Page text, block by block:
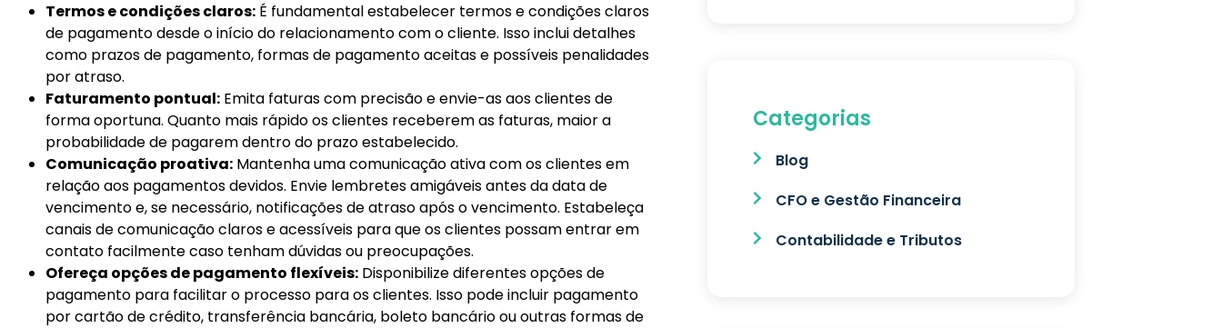
Termos e condições claros: É fundamental estabelecer termos e condições claros
de pagamento desde o início do relacionamento com o cliente. Isso inclui detalhes
como prazos de pagamento, formas de pagamento aceitas e possíveis penalidades
por atraso.
Faturamento pontual: Emita faturas com precisão e envie-as aos clientes de
forma oportuna. Quanto mais rápido os clientes receberem as faturas, maior a
probabilidade de pagarem dentro do prazo estabelecido.
Comunicação proativa: Mantenha uma comunicação ativa com os clientes em
relação aos pagamentos devidos. Envie lembretes amigáveis antes da data de
vencimento e, se necessário, notificações de atraso após o vencimento. Estabeleça
canais de comunicação claros e acessíveis para que os clientes possam entrar em
contato facilmente caso tenham dúvidas ou preocupações.
Ofereça opções de pagamento flexíveis: Disponibilize diferentes opções de
pagamento para facilitar o processo para os clientes. Isso pode incluir pagamento
por cartão de crédito, transferência bancária, boleto bancário ou outras formas de
Categorias
Blog
CFO e Gestão Financeira
Contabilidade e Tributos